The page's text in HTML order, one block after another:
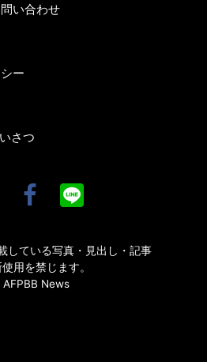
い合わせ
ー
さつ
している写真・見出し・記事
用を禁じます。
News